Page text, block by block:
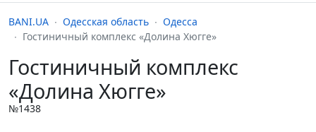
BANI.UA Одесская область
Одесса
Гостиничный комплекс «Долина Хюгге»
Гостиничный комплекс
«Долина Хюгге»
№1438